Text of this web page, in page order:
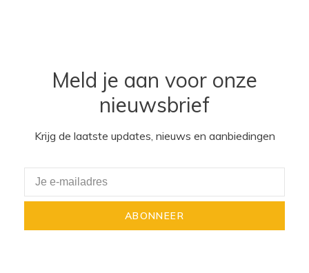
Meld je aan voor onze
nieuwsbrief
Krijg de laatste updates, nieuws en aanbiedingen
ABONNEER